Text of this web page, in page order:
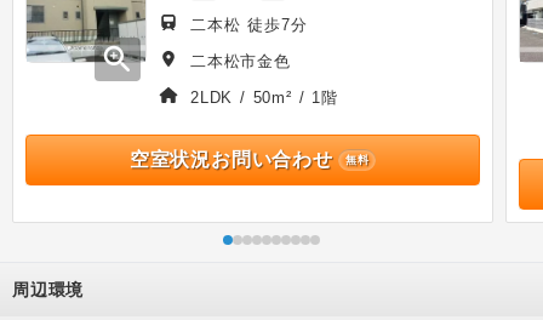
zoom_in
二本松 徒歩7分
二本松市金色
2LDK / 50m² / 1階
空室状況お問い合わせ 無料
周辺環境